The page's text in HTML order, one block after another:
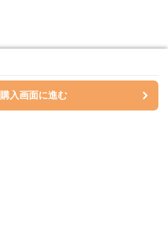
購入画面に進む
購入画面に進む